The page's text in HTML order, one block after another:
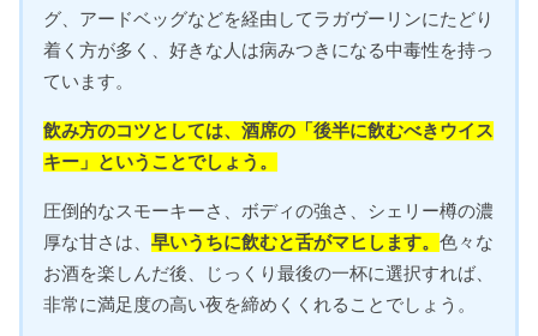
グ、アードベッグなどを経由してラガヴーリンにたどり
着く方が多く、好きな人は病みつきになる中毒性を持っ
ています。
飲み方のコツとしては、酒席の「後半に飲むべきウイス
キー」ということでしょう。
圧倒的なスモーキーさ、ボディの強さ、シェリー樽の濃
厚な甘さは、早いうちに飲むと舌がマヒします。色々な
お酒を楽しんだ後、じっくり最後の一杯に選択すれば、
非常に満足度の高い夜を締めくくれることでしょう。